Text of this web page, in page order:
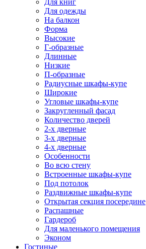
Для книг
Для одежды
На балкон
Форма
Высокие
Г-образные
Длинные
Низкие
П-образные
Радиусные шкафы-купе
Широкие
Угловые шкафы-купе
Закругленный фасад
Количество дверей
2-х дверные
3-х дверные
4-х дверные
Особенности
Во всю стену
Встроенные шкафы-купе
Под потолок
Раздвижные шкафы-купе
Открытая секция посередине
Распашные
Гардероб
Для маленького помещения
Эконом
Гостиные